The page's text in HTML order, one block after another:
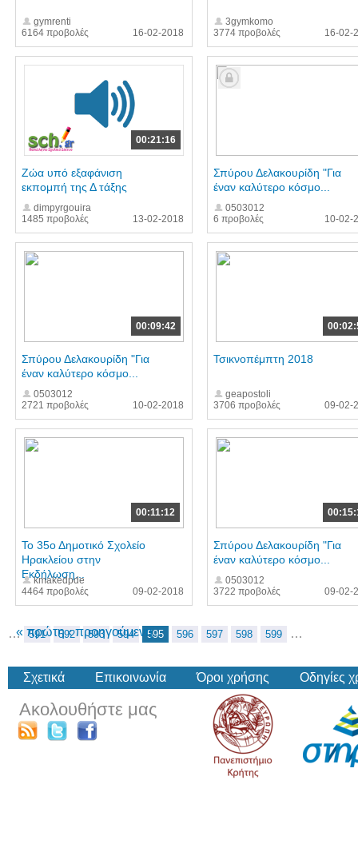
6164 προβολές
gymrenti
16-02-2018
3774 προβολές
3gymkomo
16-02-
00:21:16
1485 προβολές
Ζώα υπό εξαφάνιση
εκπομπή της Δ τάξης
dimpyrgouira
13-02-2018
6 προβολές
Σπύρου Δελακουρίδη "Για
έναν καλύτερο κόσμο...
0503012
10-02-
00:09:42
2721 προβολές
Σπύρου Δελακουρίδη "Για
έναν καλύτερο κόσμο...
0503012
10-02-2018
3706 προβολές
Τσικνοπέμπτη 2018
geapostoli
09-02-
00:11:12
4464 προβολές
Το 35ο Δημοτικό Σχολείο
Ηρακλείου στην
Εκδήλωση...
kmakedpde
09-02-2018
3722 προβολές
Σπύρου Δελακουρίδη "Για
έναν καλύτερο κόσμο...
0503012
09-02-
« πρώτη ‹ προηγούμενη
… 591 592 593 594 595 596 597 598 599 …
Σχετικά Επικοινωνία Όροι χρήσης Οδηγίες
Ακολουθήστε μας